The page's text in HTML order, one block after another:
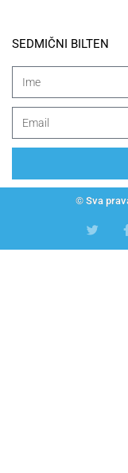
SEDMIČNI BILTEN
© Sva